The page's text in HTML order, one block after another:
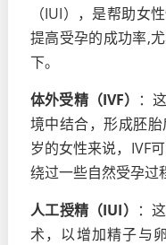
（IUI），是帮助女
提高受孕的成功率,
下。
体外受精（IVF） ：
境中结合，形成胚
岁的女性来说，IVF
绕过一些自然受孕过
人工授精（IUI） ：
术，以增加精子与